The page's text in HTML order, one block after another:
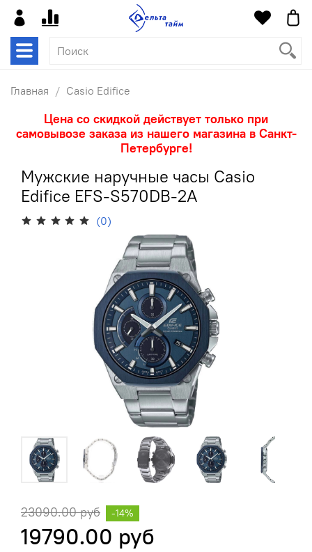
Главная Casio Edifice
Цена со скидкой действует только при
самовывозе заказа из нашего магазина в Санкт-
Петербурге!
Мужские наручные часы Casio
Edifice EFS-S570DB-2A
(0)
23090.00 руб
19790.00 руб
-14%